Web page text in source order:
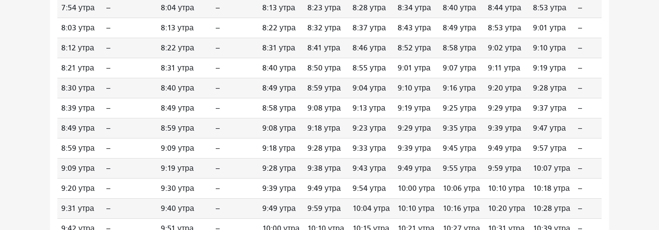
7:54 утра -- 8:04 утра -- 8:13 утра 8:23 утра 8:28 утра 8:34 утра 8:40 утра 8:44 утра 8:53 утра --
8:03 утра -- 8:13 утра -- 8:22 утра 8:32 утра 8:37 утра 8:43 утра 8:49 утра 8:53 утра 9:01 утра --
8:12 утра -- 8:22 утра -- 8:31 утра 8:41 утра 8:46 утра 8:52 утра 8:58 утра 9:02 утра 9:10 утра --
8:21 утра -- 8:31 утра -- 8:40 утра 8:50 утра 8:55 утра 9:01 утра 9:07 утра 9:11 утра 9:19 утра --
8:30 утра -- 8:40 утра -- 8:49 утра 8:59 утра 9:04 утра 9:10 утра 9:16 утра 9:20 утра 9:28 утра --
8:39 утра -- 8:49 утра -- 8:58 утра 9:08 утра 9:13 утра 9:19 утра 9:25 утра 9:29 утра 9:37 утра --
8:49 утра -- 8:59 утра -- 9:08 утра 9:18 утра 9:23 утра 9:29 утра 9:35 утра 9:39 утра 9:47 утра --
8:59 утра -- 9:09 утра -- 9:18 утра 9:28 утра 9:33 утра 9:39 утра 9:45 утра 9:49 утра 9:57 утра --
9:09 утра -- 9:19 утра -- 9:28 утра 9:38 утра 9:43 утра 9:49 утра 9:55 утра 9:59 утра 10:07 утра --
9:20 утра -- 9:30 утра -- 9:39 утра 9:49 утра 9:54 утра 10:00 утра 10:06 утра 10:10 утра 10:18 утра --
9:31 утра -- 9:40 утра -- 9:49 утра 9:59 утра 10:04 утра 10:10 утра 10:16 утра 10:20 утра 10:28 утра --